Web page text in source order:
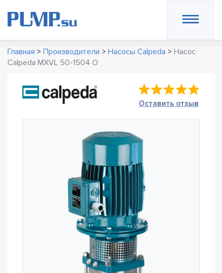
Главная > Производители > Насосы Calpeda > Насос
Calpeda MXVL 50-1504 O
Оставить отзыв